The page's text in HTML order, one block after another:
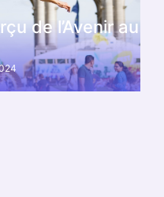
de l’Avenir au